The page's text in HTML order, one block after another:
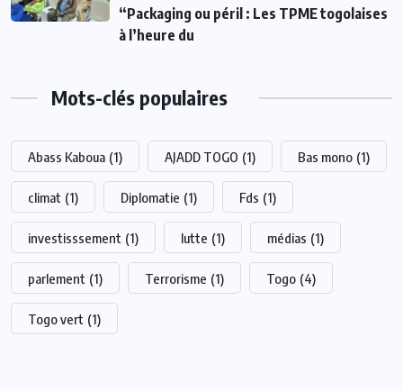
“Packaging ou péril : Les TPME togolaises
à l’heure du
Mots-clés populaires
Abass Kaboua (1) AJADD TOGO (1) Bas mono (1)
climat (1) Diplomatie (1) Fds (1)
investisssement (1) lutte (1) médias (1)
parlement (1) Terrorisme (1) Togo (4)
Togo vert (1)